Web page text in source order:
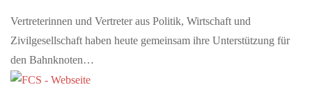
Vertreterinnen und Vertreter aus Politik, Wirtschaft und
Zivilgesellschaft haben heute gemeinsam ihre Unterstützung für
den Bahnknoten…